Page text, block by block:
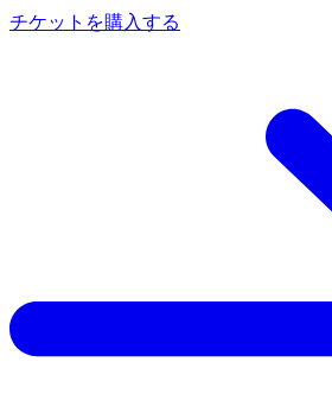
チケットを購入する